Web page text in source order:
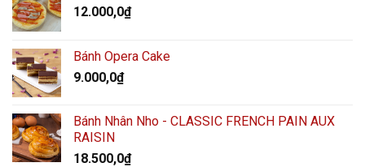
12.000,0₫
Bánh Opera Cake
9.000,0₫
Bánh Nhân Nho - CLASSIC FRENCH PAIN AUX
RAISIN
18.500,0₫